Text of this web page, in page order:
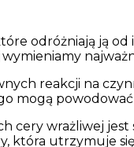
odróżniają ją
reakcji na
mogą
cery wrażliwej
która utrzymuje się